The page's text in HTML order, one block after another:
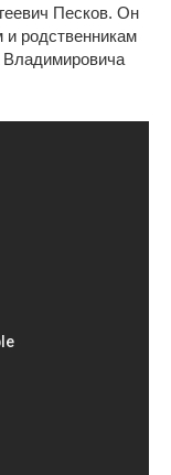
Песков. Он
и родственникам